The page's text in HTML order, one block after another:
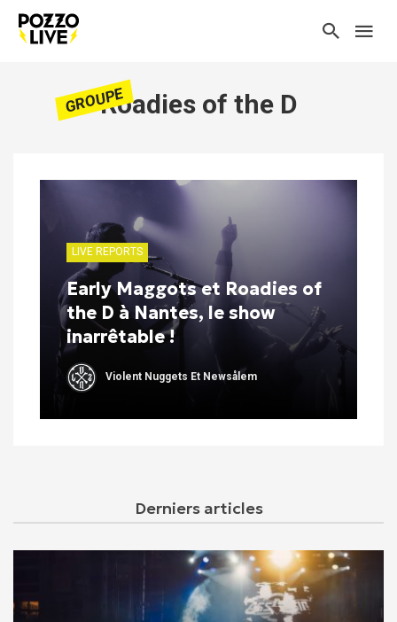
GROUPERoadies of the D
LIVE REPORTS
Early Maggots et Roadies of
the D à Nantes, le show
inarrêtable !
Violent Nuggets Et Newsålem
Derniers articles